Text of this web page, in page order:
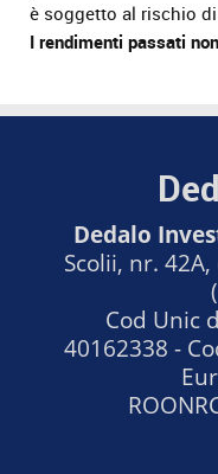
è soggetto al rischio
I rendimenti passati
Dedalo
Scolii, nr.
Cod Unic
40162338 -